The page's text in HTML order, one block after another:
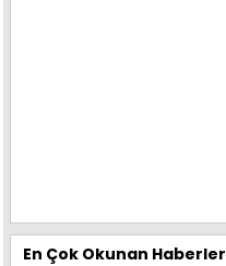
En Çok Okunan Haberler